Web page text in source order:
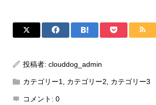
投稿者: clouddog_admin
カテゴリー1 カテゴリー2 カテゴリー3
コメント: 0